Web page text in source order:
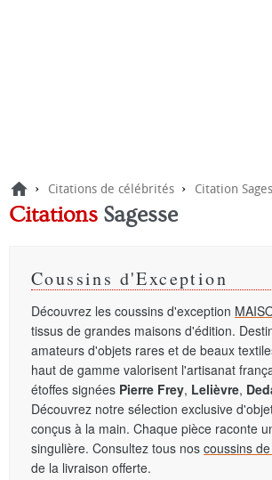
› Citations de célébrités › Citation
Citations Sagesse
Coussins d'Exception
Découvrez les coussins d'exception
tissus de grandes maisons d'édition.
amateurs d'objets rares et de beaux
haut de gamme valorisent l'artisanat
étoffes signées Pierre Frey, Lelièvre,
Découvrez notre sélection exclusive
conçus à la main. Chaque pièce raconte
singulière. Consultez tous nos coussins
de la livraison offerte.